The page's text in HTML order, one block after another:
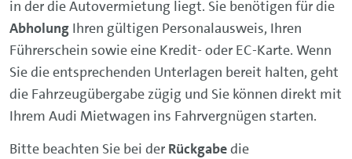
in der die Autovermietung liegt. Sie benötigen für die
Abholung Ihren gültigen Personalausweis, Ihren
Führerschein sowie eine Kredit- oder EC-Karte. Wenn
Sie die entsprechenden Unterlagen bereit halten, geht
die Fahrzeugübergabe zügig und Sie können direkt mit
Ihrem Audi Mietwagen ins Fahrvergnügen starten.
Bitte beachten Sie bei der Rückgabedie